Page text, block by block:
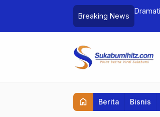
Breaking News
home Berita Bisnis